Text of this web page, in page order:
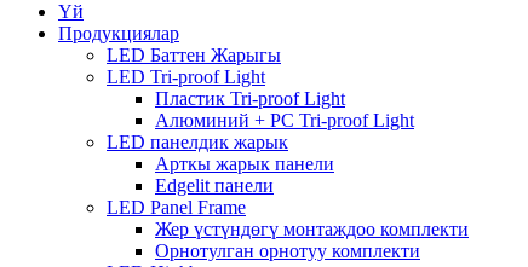
Үй
Продукциялар
LED Баттен Жарыгы
LED Tri-proof Light
Пластик Tri-proof Light
Алюминий + PC Tri-proof Light
LED панелдик жарык
Арткы жарык панели
Edgelit панели
LED Panel Frame
Жер үстүндөгү монтаждоо комплекти
Орнотулган орнотуу комплекти